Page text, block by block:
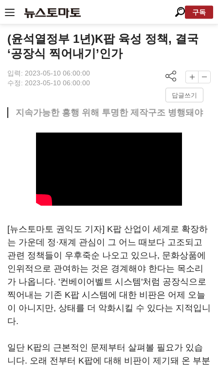
구독
(윤석열정부 1년)K팝 육성 정책, 결국
‘공장식 찍어내기’인가
입력: 2023-05-10 06:00:00
수정: 2023-05-10 06:00:00
답글쓰기
지속가능한 흥행 위해 투명한 제작구조 병행돼야
[뉴스토마토 권익도 기자] K팝 산업이 세계로 확장하
는 가운데 정·재계 관심이 그 어느 때보다 고조되고
관련 정책들이 우후죽순 나오고 있으나, 문화상품에
인위적으로 관여하는 것은 경계해야 한다는 목소리
가 나옵니다. '컨베이어벨트 시스템'처럼 공장식으로
찍어내는 기존 K팝 시스템에 대한 비판은 어제 오늘
이 아니지만, 상태를 더 악화시킬 수 있다는 지적입니
다.
일단 K팝의 근본적인 문제부터 살펴볼 필요가 있습
니다. 오래 전부터 K팝에 대해 비판이 제기돼 온 부분